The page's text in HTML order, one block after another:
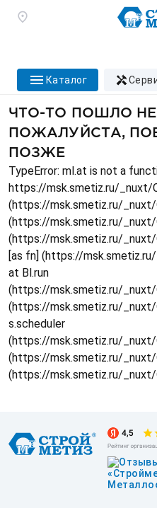
каталог
ЧТО-ТО ПОШЛО НЕ
ПОЖАЛУЙСТА,
ПОЗЖЕ
TypeError: ml.at is not a
https://msk.smetiz.ru/_nuxt/
(https://msk.smetiz.ru/_nuxt/
(https://msk.smetiz.ru/_nuxt/
(https://msk.smetiz.ru/_nuxt/
[as fn] (https://
at Bl.run
(https://msk.smetiz.ru/
(https://msk.smetiz.ru/_nuxt/
s.scheduler
(https://msk.smetiz.ru/
(https://msk.smetiz.ru/_nuxt/
(https://msk.smetiz.ru/_nuxt/